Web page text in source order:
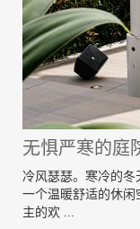
无惧严寒的庭
冷风瑟瑟。寒冷的
一个温暖舒适的休
主的欢 ...